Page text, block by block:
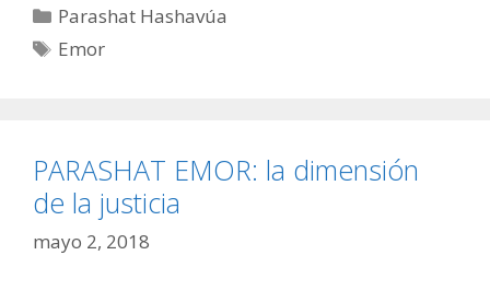
Categorías
Parashat Hashavúa
Etiquetas
Emor
PARASHAT EMOR: la dimensión
de la justicia
mayo 2, 2018